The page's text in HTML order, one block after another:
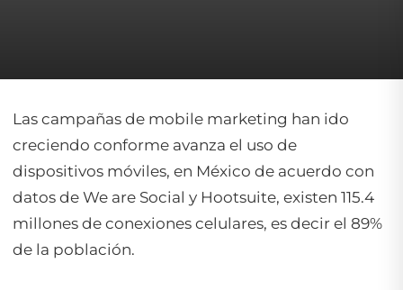
Las campañas de mobile marketing han ido
creciendo conforme avanza el uso de
dispositivos móviles, en México de acuerdo con
datos de We are Social y Hootsuite, existen 115.4
millones de conexiones celulares, es decir el 89%
de la población.